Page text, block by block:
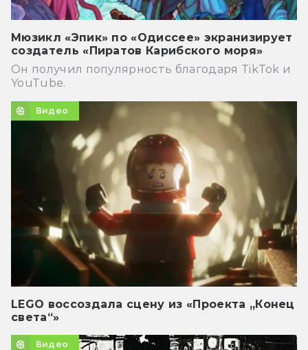
Мюзикл «Эпик» по «Одиссее» экранизирует
создатель «Пиратов Карибского моря»
Он получил популярность благодаря TikTok и
YouTube.
Видео
LEGO воссоздала сцену из «Проекта „Конец
света“»
Видео